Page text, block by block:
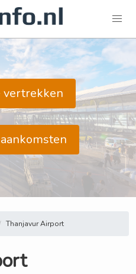
vertrekken
Thanjavur Airport